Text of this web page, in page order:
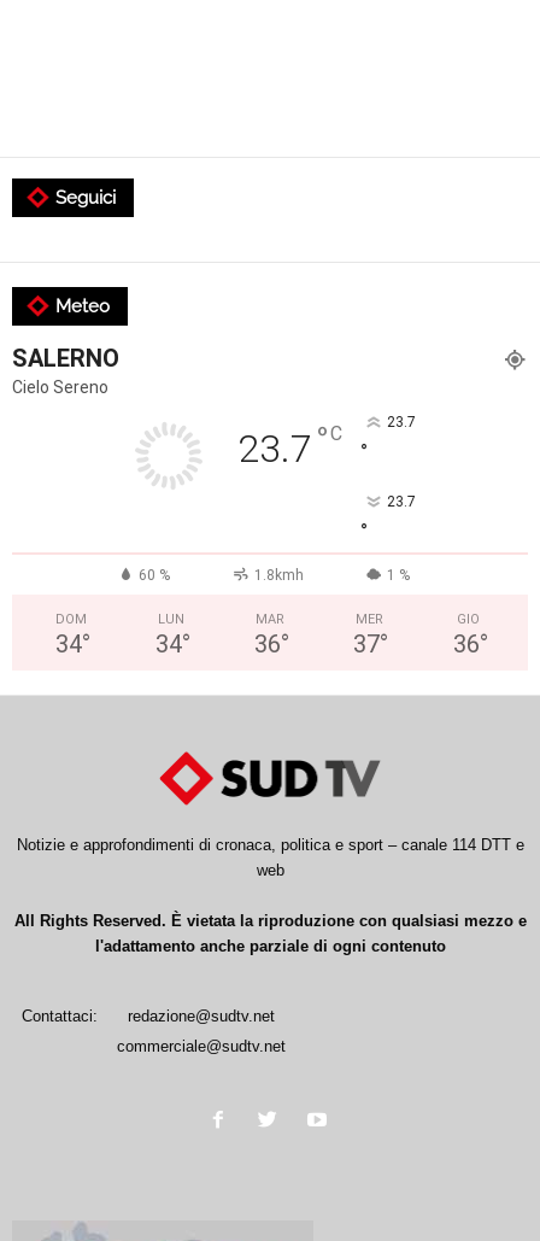
Seguici
Meteo
SALERNO
Cielo Sereno
23.7 °C 23.7
°
23.7
°
60 % 1.8kmh 1 %
DOM
34°
LUN
34°
MAR
36°
MER
37°
GIO
36°
Notizie e approfondimenti di cronaca, politica e sport – canale 114 DTT e
web
All Rights Reserved. È vietata la riproduzione con qualsiasi mezzo e
l'adattamento anche parziale di ogni contenuto
Contattaci:
redazione@sudtv.net
commerciale@sudtv.net